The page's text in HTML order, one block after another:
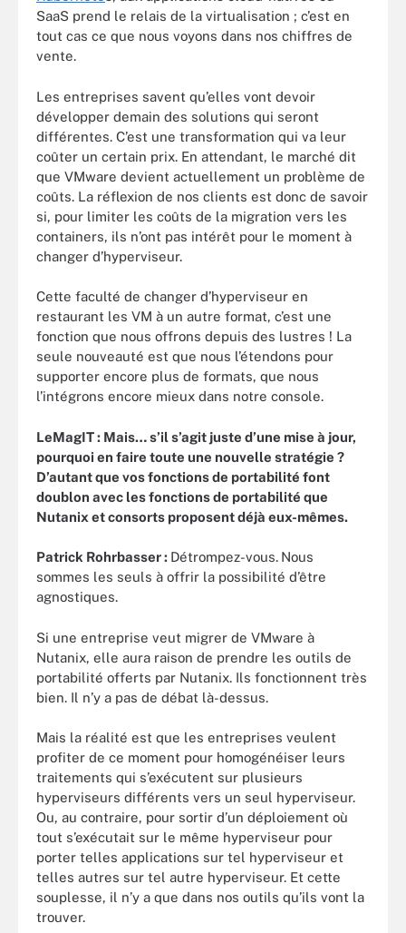
SaaS prend le relais de la virtualisation ; c’est en
tout cas ce que nous voyons dans nos chiffres de
vente.
Les entreprises savent qu’elles vont devoir
développer demain des solutions qui seront
différentes. C’est une transformation qui va leur
coûter un certain prix. En attendant, le marché dit
que VMware devient actuellement un problème de
coûts. La réflexion de nos clients est donc de savoir
si, pour limiter les coûts de la migration vers les
containers, ils n’ont pas intérêt pour le moment à
changer d’hyperviseur.
Cette faculté de changer d’hyperviseur en
restaurant les VM à un autre format, c’est une
fonction que nous offrons depuis des lustres ! La
seule nouveauté est que nous l’étendons pour
supporter encore plus de formats, que nous
l’intégrons encore mieux dans notre console.
LeMagIT : Mais… s’il s’agit juste d’une mise à jour,
pourquoi en faire toute une nouvelle stratégie ?
D’autant que vos fonctions de portabilité font
doublon avec les fonctions de portabilité que
Nutanix et consorts proposent déjà eux-mêmes.
Patrick Rohrbasser : Détrompez-vous. Nous
sommes les seuls à offrir la possibilité d’être
agnostiques.
Si une entreprise veut migrer de VMware à
Nutanix, elle aura raison de prendre les outils de
portabilité offerts par Nutanix. Ils fonctionnent très
bien. Il n’y a pas de débat là-dessus.
Mais la réalité est que les entreprises veulent
profiter de ce moment pour homogénéiser leurs
traitements qui s’exécutent sur plusieurs
hyperviseurs différents vers un seul hyperviseur.
Ou, au contraire, pour sortir d’un déploiement où
tout s’exécutait sur le même hyperviseur pour
porter telles applications sur tel hyperviseur et
telles autres sur tel autre hyperviseur. Et cette
souplesse, il n’y a que dans nos outils qu’ils vont la
trouver.